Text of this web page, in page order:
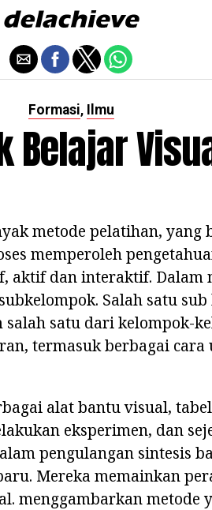
Formasi, Ilmu
Belajar
metode pelatihan, yang
memperoleh
aktif dan interaktif. Dalam
Salah satu
satu dari kelompok-
termasuk berbagai
alat bantu visual,
eksperimen, dan
pengulangan sintesis
Mereka memainkan
menggambarkan metode